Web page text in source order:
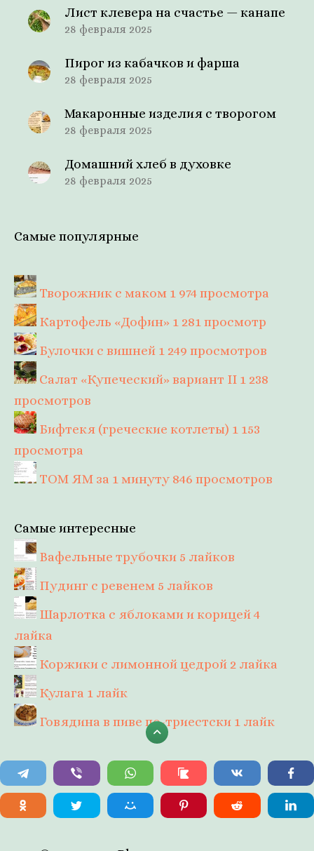
Лист клевера на счастье — канапе
28 февраля 2025
Пирог из кабачков и фарша
28 февраля 2025
Макаронные изделия с творогом
28 февраля 2025
Домашний хлеб в духовке
28 февраля 2025
Самые популярные
Творожник с маком 1 974 просмотра
Картофель «Дофин» 1 281 просмотр
Булочки с вишней 1 249 просмотров
Салат «Купеческий» вариант II 1 238
просмотров
Бифтекя (греческие котлеты) 1 153
просмотра
ТОМ ЯМ за 1 минуту 846 просмотров
Самые интересные
Вафельные трубочки 5 лайков
Пудинг с ревенем 5 лайков
Шарлотка с яблоками и корицей4
лайка
Коржики с лимонной цедрой 2 лайка
Кулага 1 лайк
Говядина в пиве по-триестски 1 лайк